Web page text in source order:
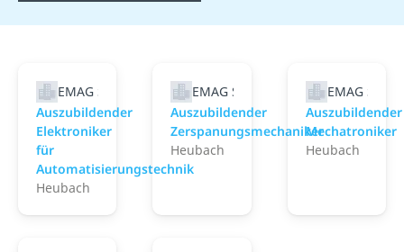
EMAG Salach Maschinenfabrik GmbH
Auszubildender
Elektroniker
für
Automatisierungstechnik
Heubach
EMAG Salach Maschinenfabrik
Auszubildender
Zerspanungsmechaniker
Heubach
EMAG
Auszubildender
Mechatroniker
Heubach